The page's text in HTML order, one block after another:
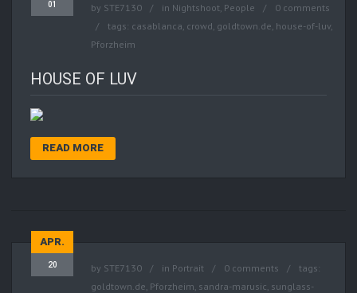
01 by STE7130 in Nightshoot, People
0 comments
tags: casablanca, crowd, goldtown.de, house-of-luv,
Pforzheim
HOUSE OF LUV
READ MORE
APR.
20 by STE7130 in Portrait 0 comments
tags:
goldtown.de, Pforzheim, sandra-marusic, sunglass-